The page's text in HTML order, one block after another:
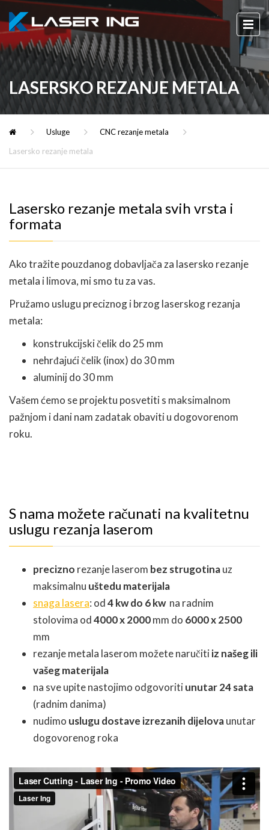
LASERSKO REZANJE METALA
Usluge
CNC rezanje metala
Lasersko rezanje metala
Lasersko rezanje metala svih vrsta i
formata
Ako tražite pouzdanog dobavljača za lasersko rezanje
metala i limova, mi smo tu za vas.
Pružamo uslugu preciznog i brzog laserskog rezanja
metala:
konstrukcijski čelik do 25 mm
nehrđajući čelik (inox) do 30 mm
aluminij do 30 mm
Vašem ćemo se projektu posvetiti s maksimalnom
pažnjom i dani nam zadatak obaviti u dogovorenom
roku.
S nama možete računati na kvalitetnu
uslugu rezanja laserom
precizno rezanje laserom bez strugotinauz
maksimalnu uštedu materijala
snaga lasera: od4 kw do 6 kwna radnim
stolovima od4000 x 2000mm do 6000 x 2500
mm
rezanje metala laserom možete naručitiiz našeg ili
vašeg materijala
na sve upite nastojimo odgovoritiunutar 24 sata
(radnim danima)
nudimo uslugu dostave izrezanih dijelovaunutar
dogovorenog roka